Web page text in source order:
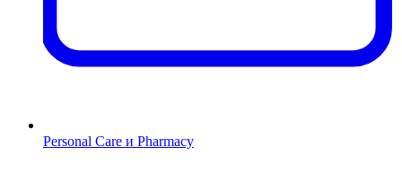
Personal Care и Pharmacy